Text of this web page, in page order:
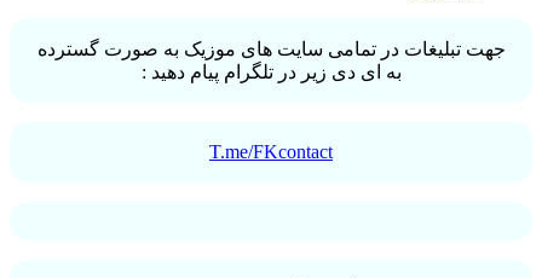
جهت تبلیغات در تمامی سایت های موزیک به صورت گسترده
به ای دی زیر در تلگرام پیام دهید :
T.me/FKcontact